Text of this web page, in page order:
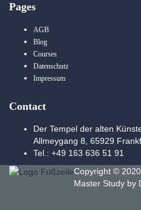
Pages
AGB
Blog
Courses
Datenschutz
Impressum
Contact
Der Tempel der alten
Allmeygang 8, 65929
Tel.: +49 163 636 51 91
Copyright ©
Master Study by